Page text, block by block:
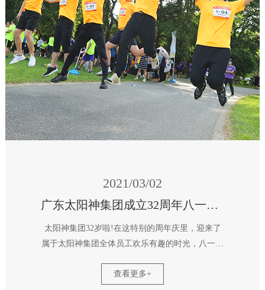
2021/03/02
广东太阳神集团成立32周年八一八健康跑
太阳神集团32岁啦!在这特别的周年庆里，迎来了
属于太阳神集团全体员工欢乐有趣的时光，八一八
体赛：融合体力+趣味+智慧+团队协作等各方面综
查看更多+